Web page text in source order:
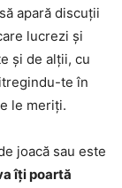
apară discuții
lucrezi și
și de alții, cu
te în
le meriți.
joacă sau este
îți poartă